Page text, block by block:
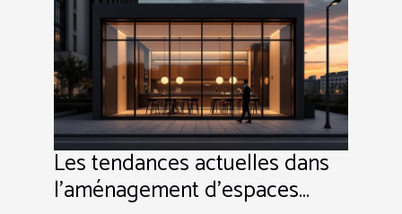
Les tendances actuelles dans
l'aménagement d'espaces